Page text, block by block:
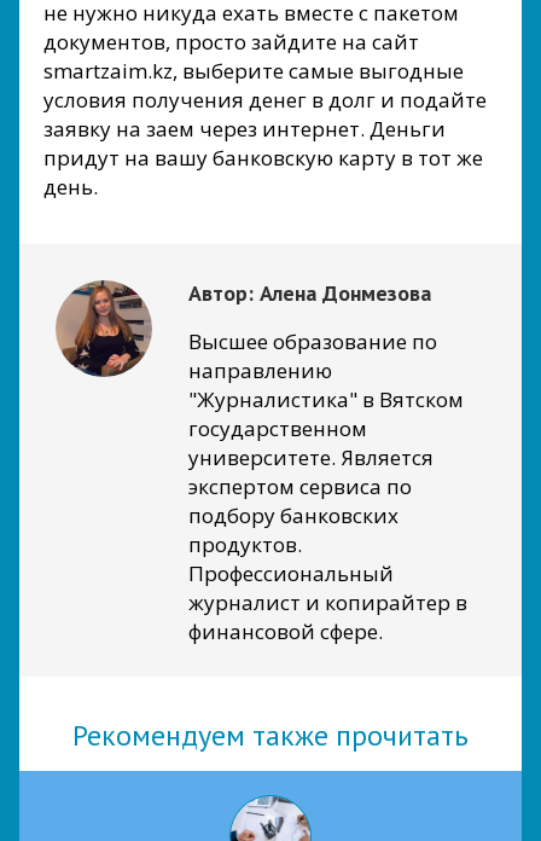
не нужно никуда ехать вместе с пакетом
документов, просто зайдите на сайт
smartzaim.kz, выберите самые выгодные
условия получения денег в долг и подайте
заявку на заем через интернет. Деньги
придут на вашу банковскую карту в тот же
день.
Автор: Алена Донмезова
Высшее образование по
направлению
"Журналистика" в Вятском
государственном
университете. Является
экспертом сервиса по
подбору банковских
продуктов.
Профессиональный
журналист и копирайтер в
финансовой сфере.
Рекомендуем также прочитать